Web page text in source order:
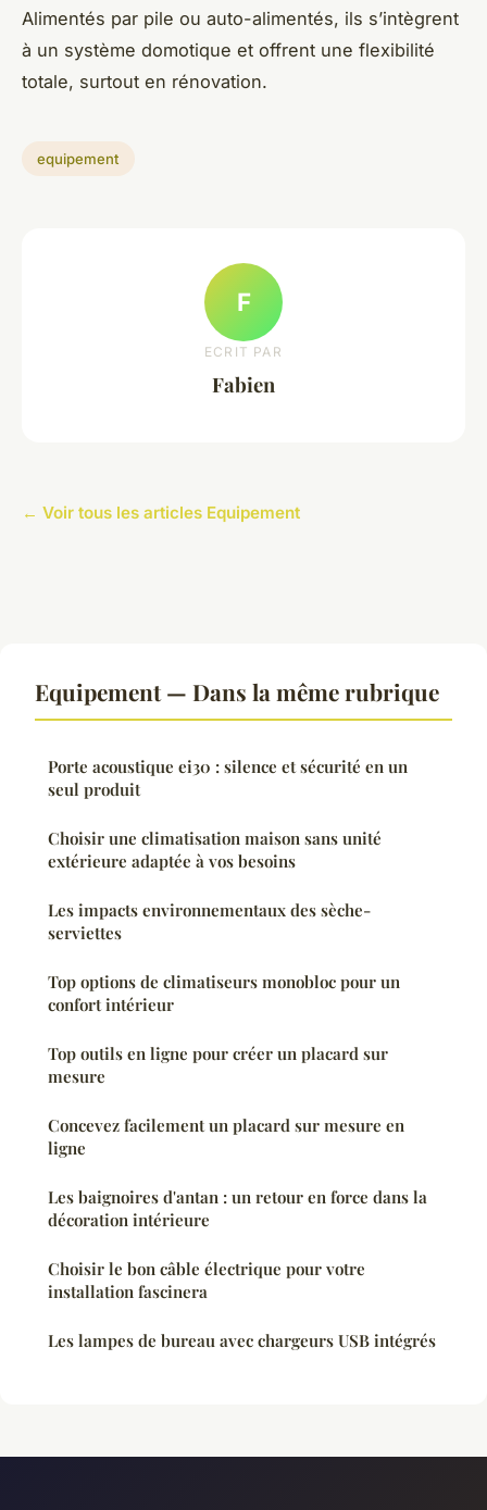
Alimentés par pile ou auto-alimentés, ils s’intègrent
à un système domotique et offrent une flexibilité
totale, surtout en rénovation.
equipement
F
ECRIT PAR
Fabien
← Voir tous les articles Equipement
Equipement — Dans la même rubrique
Porte acoustique ei30 : silence et sécurité en un
seul produit
Choisir une climatisation maison sans unité
extérieure adaptée à vos besoins
Les impacts environnementaux des sèche-
serviettes
Top options de climatiseurs monobloc pour un
confort intérieur
Top outils en ligne pour créer un placard sur
mesure
Concevez facilement un placard sur mesure en
ligne
Les baignoires d'antan : un retour en force dans la
décoration intérieure
Choisir le bon câble électrique pour votre
installation fascinera
Les lampes de bureau avec chargeurs USB intégrés